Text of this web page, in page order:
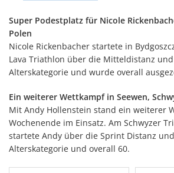
Super Podestplatz für Nicole
Polen
Nicole Rickenbacher startete in
Lava Triathlon über die Mitteldistanz
Alterskategorie und wurde overall
Ein weiterer Wettkampf in Seewen,
Mit Andy Hollenstein stand ein weiterer
Wochenende im Einsatz. Am Schwyzer
startete Andy über die Sprint Distanz
Alterskategorie und overall 60.